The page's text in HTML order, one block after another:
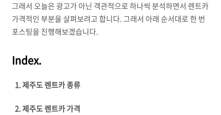
그래서 오늘은 광고가 아닌 객관적으로 하나씩 분석하면서 렌트카
가격적인 부분을 살펴보려고 합니다. 그래서 아래 순서대로 한 번
포스팅을 진행해보겠습니다.
Index.
1. 제주도 렌트카 종류
2. 제주도 렌트카 가격